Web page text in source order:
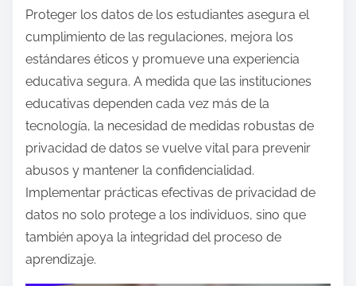
Proteger los datos de los estudiantes asegura el
cumplimiento de las regulaciones, mejora los
estándares éticos y promueve una experiencia
educativa segura. A medida que las instituciones
educativas dependen cada vez más de la
tecnología, la necesidad de medidas robustas de
privacidad de datos se vuelve vital para prevenir
abusos y mantener la confidencialidad.
Implementar prácticas efectivas de privacidad de
datos no solo protege a los individuos, sino que
también apoya la integridad del proceso de
aprendizaje.